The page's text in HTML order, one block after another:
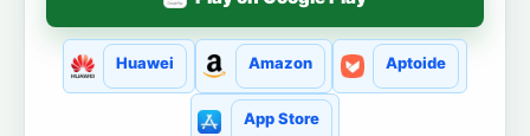
Huawei Amazon Aptoide
App Store